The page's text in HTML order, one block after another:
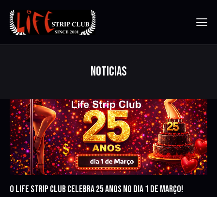
NOTICIAS
O LIFE STRIP CLUB CELEBRA 25 ANOS NO DIA 1 DE MARÇO!